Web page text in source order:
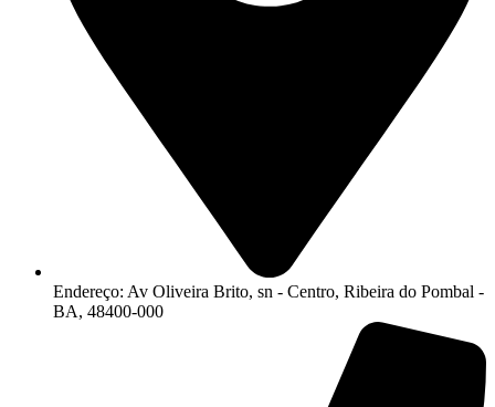
Endereço: Av Oliveira Brito, sn - Centro, Ribeira do Pombal -
BA, 48400-000